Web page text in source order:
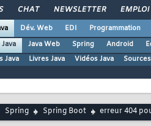
CHAT NEWSLETTER EMPLOI
Dév. Web EDI Programmation
Java
Java Web Spring Android
Java Livres Java Vidéos Java
Spring Spring Boot erreur 404